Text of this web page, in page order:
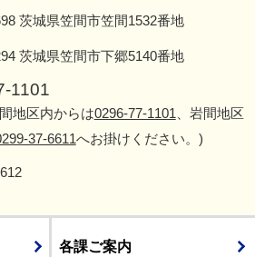
茨城県笠間市笠間1532番地
茨城県笠間市下郷5140番地
1101
地区内からは0296-77-1101 、岩間地区
37-6611へお掛けください。)
各課ご案内